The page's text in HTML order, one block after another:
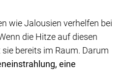
wie Jalousien verhelfen bei
die Hitze auf diesen
bereits im Raum. Darum
eine